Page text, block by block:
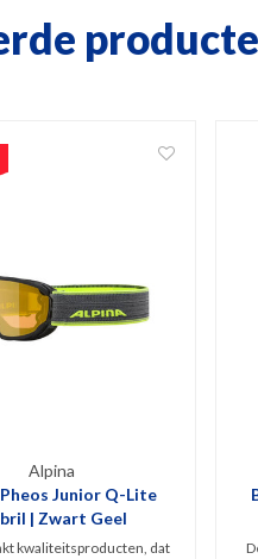
Alpina
Junior Q-Lite
| Zwart Geel
kwaliteitsproducten, dat